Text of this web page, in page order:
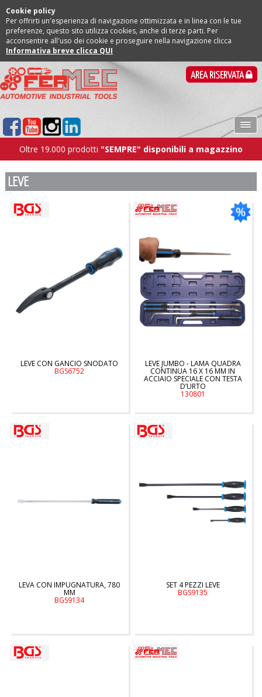
Cookie policy
Per offrirti un'esperienza di navigazione ottimizzata e in linea con le tue
preferenze, questo sito utilizza cookies, anche di terze parti. Per
acconsentire all'uso dei cookie e proseguire nella navigazione clicca
Informativa breve clicca QUI
AREA RISERVATA
Oltre 19.000 prodotti "SEMPRE" disponibili a magazzino
LEVE
LEVE CON GANCIO SNODATO
BGS6752
LEVE JUMBO - LAMA QUADRA
CONTINUA 16 X 16 MM IN
ACCIAIO SPECIALE CON TESTA
D’URTO
130801
LEVA CON IMPUGNATURA, 780
MM
BGS9134
SET 4 PEZZI LEVE
BGS9135